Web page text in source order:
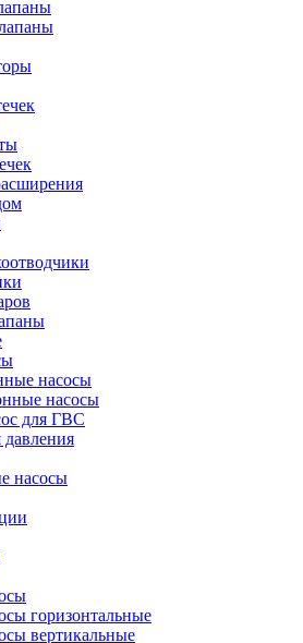
насосы
насосы
для ГВС
насосы
горизонтальные
вертикальные